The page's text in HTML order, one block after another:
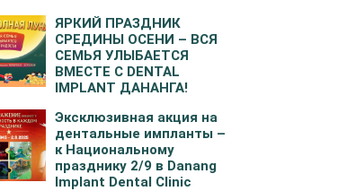
ЯРКИЙ ПРАЗДНИК
СРЕДИНЫ ОСЕНИ – ВСЯ
СЕМЬЯ УЛЫБАЕТСЯ
ВМЕСТЕ С DENTAL
IMPLANT ДАНАНГА!
Эксклюзивная акция на
дентальные импланты –
к Национальному
празднику 2/9 в Danang
Implant Dental Clinic